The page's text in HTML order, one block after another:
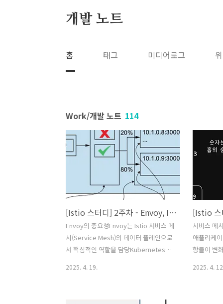
개발 노트
홈 태그 미디어로그
Work/개발 노트 114
[Istio 스터디] 2주차 - Envoy, Istio Gateway
Envoy의 중요성Envoy는 Istio 서비스 메
시(Service Mesh)의 데이터 플레인으로
서 핵심적인 역할을 담당Kubernetes가
해가 필수적Istio가 제공하는 다양한 기능
2025. 4. 19.
서비스 메
애플리케
항들이 변
2025. 4.